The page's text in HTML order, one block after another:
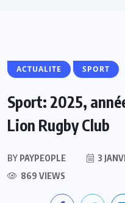
ACTUALITE SPORT
Sport: 2025,
Lion Rugby Club
BY PAYPEOPLE 3
869 VIEWS